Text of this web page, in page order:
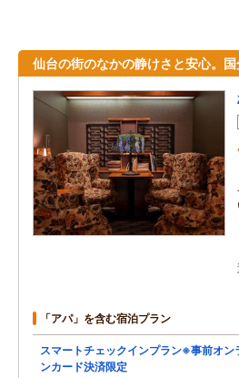
仙台の街のなかの静けさと安心。国
「アパ」を含む宿泊プラン
スマートチェックインプラン※事前オン
ンカード決済限定